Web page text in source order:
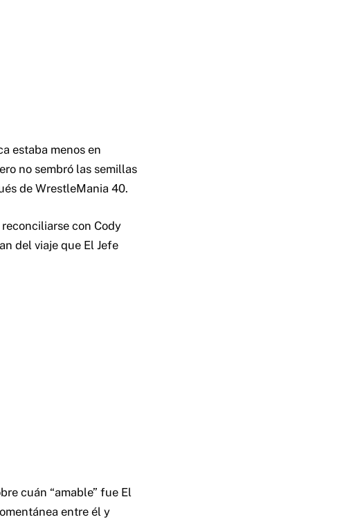
estaba menos en
no sembró las semillas
de WrestleMania 40.
con Cody
del viaje que El Jefe
cuán “amable” fue El
entre él y